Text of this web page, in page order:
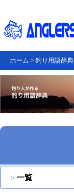
ホーム > 釣り用語辞典
一覧